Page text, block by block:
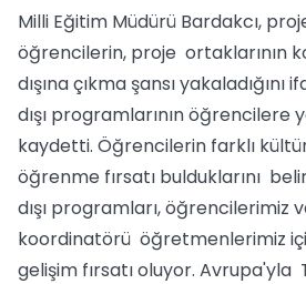
Milli Eğitim Müdürü Bardakcı,
öğrencilerin, proje ortaklarının
dışına çıkma şansı
dışı programlarının öğrencilere
kaydetti. Öğrencilerin farklı
öğrenme fırsatı bulduklarını
dışı programları, öğrencilerimiz
koordinatörü öğretmenlerimiz
gelişim fırsatı oluyor. Avrupa'yla